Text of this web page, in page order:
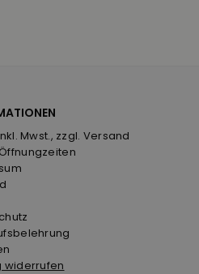
Mwst., zzgl. Versand
widerrufen